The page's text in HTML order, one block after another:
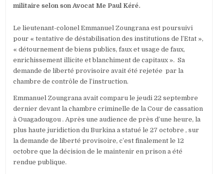
militaire selon son Avocat Me Paul Kéré.
Le lieutenant-colonel Emmanuel Zoungrana est poursuivi
pour « tentative de déstabilisation des institutions de l’Etat »,
« détournement de biens publics, faux et usage de faux,
enrichissement illicite et blanchiment de capitaux ». Sa
demande de liberté provisoire avait été rejetée par la
chambre de contrôle de l’instruction.
Emmanuel Zoungrana avait comparu le jeudi 22 septembre
dernier devant la chambre criminelle de la Cour de cassation
à Ouagadougou . Après une audience de près d’une heure, la
plus haute juridiction du Burkina a statué le 27 octobre , sur
la demande de liberté provisoire, c’est finalement le 12
octobre que la décision de le maintenir en prison a été
rendue publique.